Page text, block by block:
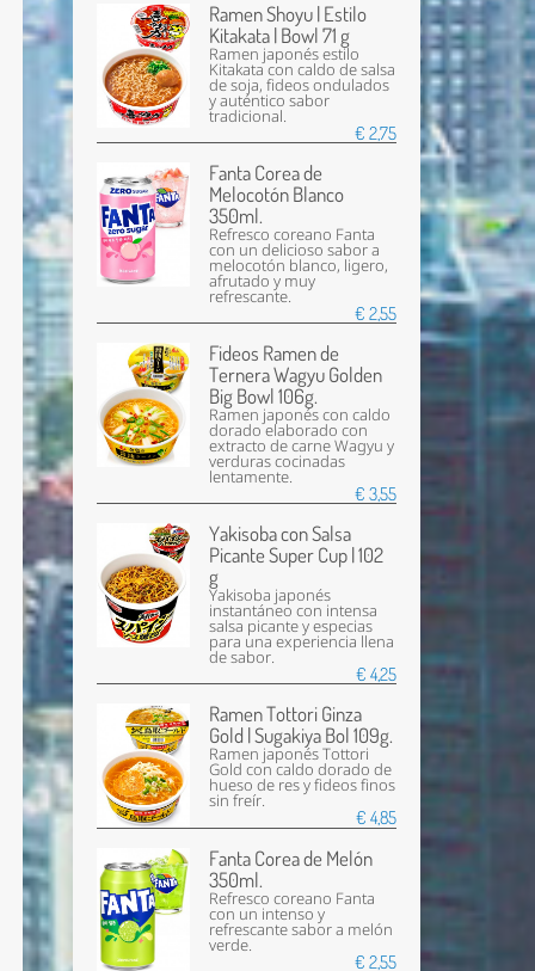
Ramen Shoyu | Estilo
Kitakata | Bowl 71 g
Ramen japonés estilo
Kitakata con caldo de salsa
de soja, fideos ondulados
y auténtico sabor
tradicional.
€ 2,75
Fanta Corea de
Melocotón Blanco
350ml.
Refresco coreano Fanta
con un delicioso sabor a
melocotón blanco, ligero,
afrutado y muy
refrescante.
€ 2,55
Fideos Ramen de
Ternera Wagyu Golden
Big Bowl 106g.
Ramen japonés con caldo
dorado elaborado con
extracto de carne Wagyu y
verduras cocinadas
lentamente.
€ 3,55
Yakisoba con Salsa
Picante Super Cup | 102
g
Yakisoba japonés
instantáneo con intensa
salsa picante y especias
para una experiencia llena
de sabor.
€ 4,25
Ramen Tottori Ginza
Gold | Sugakiya Bol 109g.
Ramen japonés Tottori
Gold con caldo dorado de
hueso de res y fideos finos
sin freír.
€ 4,85
Fanta Corea de Melón
350ml.
Refresco coreano Fanta
con un intenso y
refrescante sabor a melón
verde.
€ 2,55